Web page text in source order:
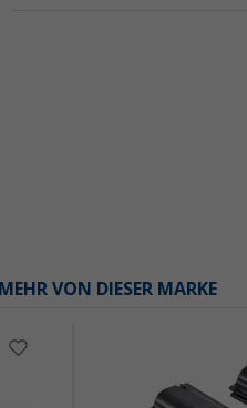
MEHR VON DIESER MARKE